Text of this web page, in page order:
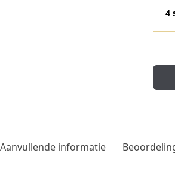
4
Aanvullende informatie